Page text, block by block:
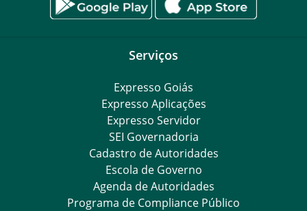
Serviços
Expresso Goiás
Expresso Aplicações
Expresso Servidor
SEI Governadoria
Cadastro de Autoridades
Escola de Governo
Agenda de Autoridades
Programa de Compliance Público